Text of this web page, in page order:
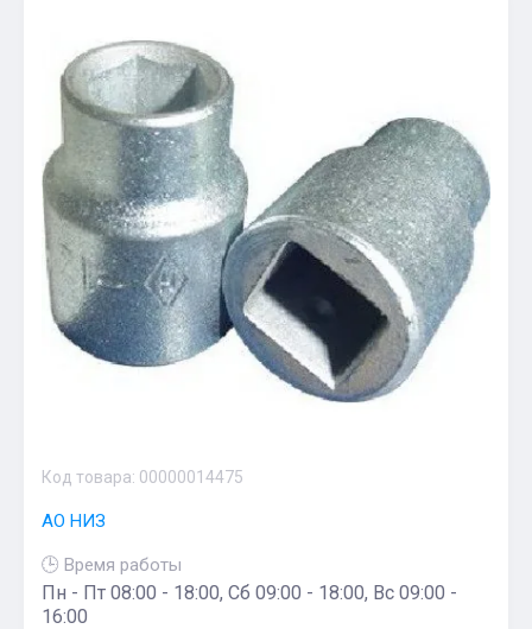
Код товара: 00000014475
АО НИЗ
🕒 Время работы
Пн - Пт 08:00 - 18:00, Сб 09:00 - 18:00, Вс 09:00 -
16:00